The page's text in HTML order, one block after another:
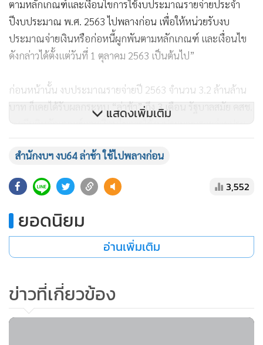
ตามหลักเกณฑ์และเงื่อนไขการใช้งบประมาณรายจ่ายประจํา
ปีงบประมาณ พ.ศ. 2563 ไปพลางก่อน เพื่อให้หน่วยรับงบ
ประมาณจ่ายเงินหรือก่อหนี้ผูกพันตามหลักเกณฑ์ และเงื่อนไข
ดังกล่าวได้ตั้งแต่วันที่ 1 ตุลาคม 2563 เป็นต้นไป”
ก่อนหน้านั้น งบประมาณรายจ่ายปี 2563 จำนวน 3.2 ล้านล้าน
บาท ก็เคยได้รับผลกระทบ “ล่าช้า” ถึง 3 เดือน รัฐบาลสมัย คสช.
เคยมีมติหลักเกณฑ์และเงื่อนไขการใช้งบประมาณรายจ่ายประ
จําปีงบประมาณ พ.ศ. 2563 ไปพลางก่อน เนื่องจากจะมีความ
ล่าช้าจากกระบวนการรัฐสภาเช่นกัน โดยให้หน่วยงานต่างๆ
สามารถใช้งบประมาณปี 2562 ไปพลางก่อนได้ ซึ่งตั้งไว้ไม่เกิน
50% หรือจัดสรรให้ได้ไม่เกิน 1 ใน 4 ของวงเงินงบประมาณปี
บูรณาการ งบประมาณรายจ่ายบุคลากร งบประมาณรายจ่าย
สําหรับทุนหมุนเวียน งบประมาณรายจ่ายเพื่อการชําระหนี้ภาค
รัฐ
“ในคราวนั้นงบประมาณรายจ่ายที่ให้เทศบาลนคร และเทศบาล
เมือง สามารถจัดสรรได้เฉพาะเงินอุดหนุนค่าใช้จ่ายบุคลากรที่
แสดงเพิ่มเติม
สำนักงบฯ งบ64 ล่าช้า ใช้ไปพลางก่อน
3,552
ยอดนิยม
อ่านเพิ่มเติม
ข่าวที่เกี่ยวข้อง